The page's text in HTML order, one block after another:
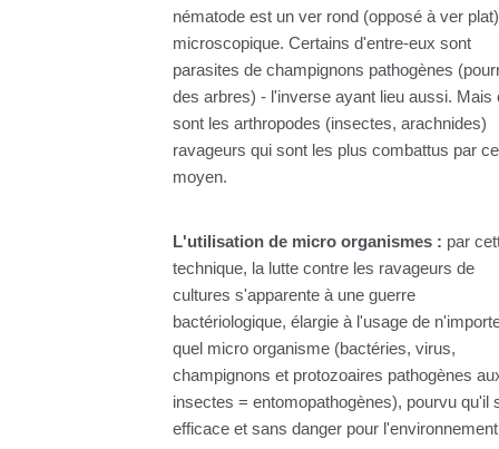
nématode est un ver rond (opposé à ver plat)
microscopique. Certains d'entre-eux sont
parasites de champignons pathogènes
des arbres) - l'inverse ayant lieu aussi. Mais
sont les arthropodes (insectes, arachnides)
ravageurs qui sont les plus combattus par ce
moyen.
L'utilisation de micro organismes : par
technique, la lutte contre les ravageurs de
cultures s'apparente à une guerre
bactériologique, élargie à l'usage de
quel micro organisme (bactéries, virus,
champignons et protozoaires pathogènes
insectes = entomopathogènes), pourvu qu'il
efficace et sans danger pour